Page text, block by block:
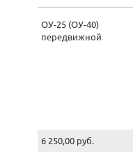
ОУ-25 (ОУ-40)
передвижной
6 250,00 руб.